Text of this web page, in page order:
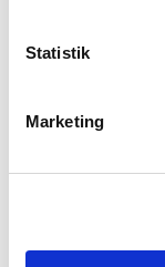
Statistik
Marketing
Find ejendom